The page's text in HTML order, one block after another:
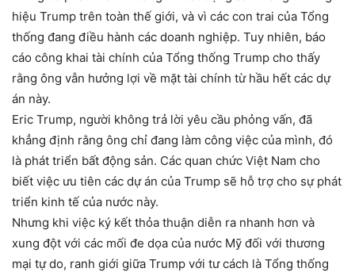
hiệu Trump trên toàn thế giới, và vì các con trai của Tổng
thống đang điều hành các doanh nghiệp. Tuy nhiên, báo
cáo công khai tài chính của Tổng thống Trump cho thấy
rằng ông vẫn hưởng lợi về mặt tài chính từ hầu hết các dự
án này.
Eric Trump, người không trả lời yêu cầu phỏng vấn, đã
khẳng định rằng ông chỉ đang làm công việc của mình, đó
là phát triển bất động sản. Các quan chức Việt Nam cho
biết việc ưu tiên các dự án của Trump sẽ hỗ trợ cho sự phát
triển kinh tế của nước này.
Nhưng khi việc ký kết thỏa thuận diễn ra nhanh hơn và
xung đột với các mối đe dọa của nước Mỹ đối với thương
mại tự do, ranh giới giữa Trump với tư cách là Tổng thống